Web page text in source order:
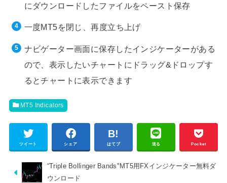
にダウンロードしたファイルをペースト保存
一度MT5を閉じ、再度立ち上げ
ナビゲーター画面に保存したインジケーターがある
ので、表示したいチャートにドラッグ&ドロップす
るとチャートに表示できます
MT5 Indicators
ツイート シェア はてブ 送る Pocket
“Triple Bollinger Bands"MT5用FXインジケーター無料ダ
ウンロード